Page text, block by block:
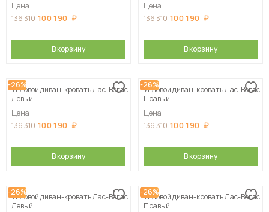
Цена
136 310 100 190
В корзину
Цена
136 310 100 190
В корзину
-26%
Угловой диван-кровать Лас-Вегас
Левый
Цена
136 310 100 190
В корзину
-26%
Угловой диван-кровать Лас-Вегас
Правый
Цена
136 310 100 190
В корзину
-26%
Угловой диван-кровать Лас-Вегас
Левый
-26%
Угловой диван-кровать Лас-Вегас
Правый